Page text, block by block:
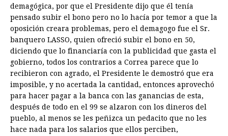
demagógica, por que el Presidente dijo que él tenía
pensado subir el bono pero no lo hacía por temor a que la
oposición creara problemas, pero el demagogo fue el Sr.
banquero LASSO, quien ofreció subir el bono en 50,
diciendo que lo financiaría con la publicidad que gasta el
gobierno, todos los contrarios a Correa parece que lo
recibieron con agrado, el Presidente le demostró que era
imposible, y no acertada la cantidad, entonces aprovechó
para hacer pagar a la banca con las ganancias de esta,
después de todo en el 99 se alzaron con los dineros del
pueblo, al menos se les peñizca un pedacito que no les
hace nada para los salarios que ellos perciben,